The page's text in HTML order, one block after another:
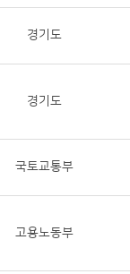
경기도
경기도
국토교통부
고용노동부